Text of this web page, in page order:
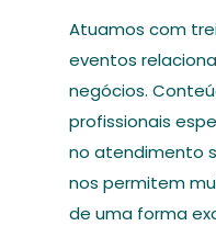
Atuamos com
eventos
negócios.
profissionais
no atendimento
nos permitem
de uma forma